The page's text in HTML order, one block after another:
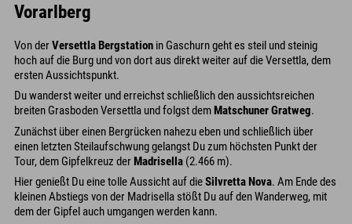
Vorarlberg
Von derVersettla Bergstation in Gaschurn geht es steil und steinig
hoch auf die Burg und von dort aus direkt weiter auf die Versettla, dem
ersten Aussichtspunkt.
Du wanderst weiter und erreichst schließlich den aussichtsreichen
breiten Grasboden Versettla und folgst demMatschuner Gratweg.
Zunächst über einen Bergrücken nahezu eben und schließlich über
einen letzten Steilaufschwung gelangst Du zum höchsten Punkt der
Tour, dem Gipfelkreuz derMadrisella (2.466 m).
Hier genießt Du eine tolle Aussicht auf dieSilvretta Nova. Am Ende des
kleinen Abstiegs von der Madrisella stößt Du auf den Wanderweg, mit
dem der Gipfel auch umgangen werden kann.